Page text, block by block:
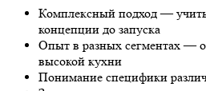
Комплексный подход —
концепции до запуска
Опыт в разных сегментах —
высокой кухни
Понимание специфики